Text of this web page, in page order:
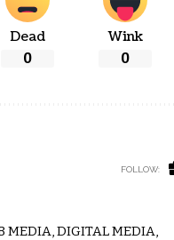
Dead
0
Wink
0
FOLLOW:
MEDIA, DIGITAL MEDIA,